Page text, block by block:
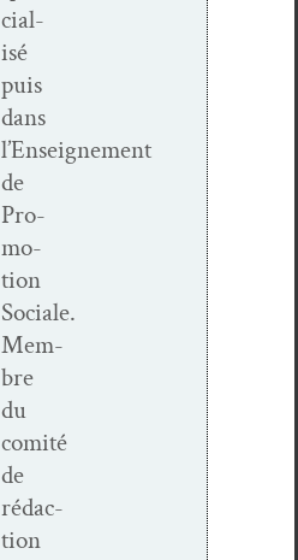
cial­
isé
puis
dans
l’Enseignement
de
Pro­
mo­
tion
Sociale.
Mem­
bre
du
comité
de
rédac­
tion